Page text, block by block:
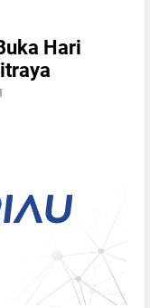
Hari